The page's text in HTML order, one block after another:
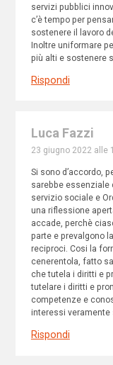
servizi pubblici
c’è tempo per
sostenere il lavoro
Inoltre uniformare
più alti e sostenere
Rispondi
Luca Fazzi
23 giugno 2022 alle
Si sono d’accordo,
sarebbe essenziale
servizio sociale e
una riflessione
accade, perchè
parte e prevalgono
reciproci. Cosi la
cenerentola, fatto
che tutela i diritti e
tutelare i diritti e
competenze e
interessi veramente
Rispondi